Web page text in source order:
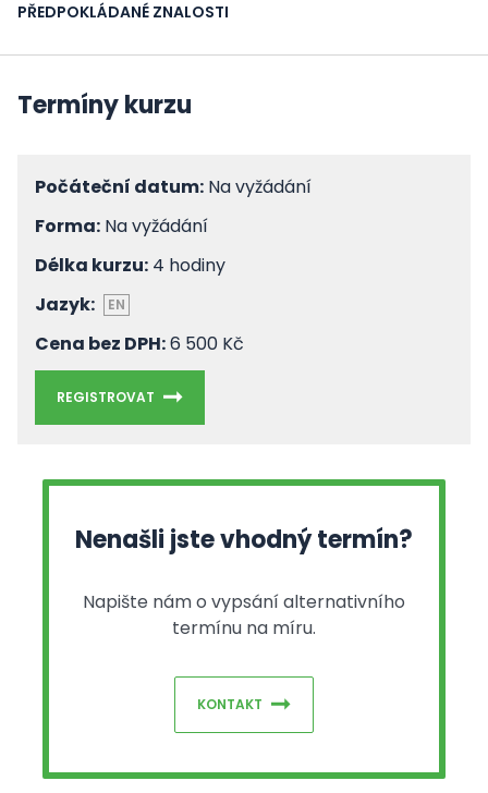
PŘEDPOKLÁDANÉ ZNALOSTI
Termíny kurzu
Počáteční datum: Na vyžádání
Forma: Na vyžádání
Délka kurzu: 4 hodiny
Jazyk:
EN
Cena bez DPH:6 500 Kč
REGISTROVAT
Nenašli jste vhodný termín?
Napište nám o vypsání alternativního
termínu na míru.
KONTAKT